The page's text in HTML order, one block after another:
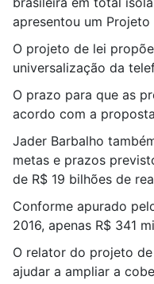
apresentou um
O projeto de lei
universalização da
O prazo para que as
acordo com a
Jader Barbalho
metas e prazos
de R$ 19 bilhões de
Conforme apurado
2016, apenas R$ 341
O relator do projeto
ajudar a ampliar a